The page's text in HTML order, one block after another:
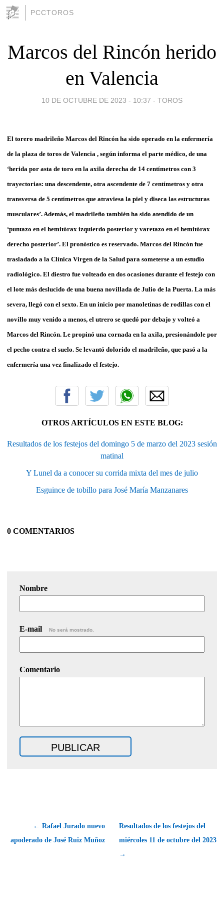
PCCTOROS
Marcos del Rincón herido
en Valencia
10 DE OCTUBRE DE 2023 - 10:37 - TOROS
El torero madrileño Marcos del Rincón ha sido operado en la enfermería
de la plaza de toros de Valencia , según informa el parte médico, de una
‘herida por asta de toro en la axila derecha de 14 centímetros con 3
trayectorias: una descendente, otra ascendente de 7 centímetros y otra
transversa de 5 centímetros que atraviesa la piel y diseca las estructuras
musculares’. Además, el madrileño también ha sido atendido de un
‘puntazo en el hemitórax izquierdo posterior y varetazo en el hemitórax
derecho posterior’. El pronóstico es reservado. Marcos del Rincón fue
trasladado a la Clínica Virgen de la Salud para someterse a un estudio
radiológico. El diestro fue volteado en dos ocasiones durante el festejo con
el lote más deslucido de una buena novillada de Julio de la Puerta. La más
severa, llegó con el sexto. En un inicio por manoletinas de rodillas con el
novillo muy venido a menos, el utrero se quedó por debajo y volteó a
Marcos del Rincón. Le propinó una cornada en la axila, presionándole por
el pecho contra el suelo. Se levantó dolorido el madrileño, que pasó a la
enfermería una vez finalizado el festejo.
OTROS ARTÍCULOS EN ESTE BLOG:
Resultados de los festejos del domingo 5 de marzo del 2023 sesión
matinal
Y Lunel da a conocer su corrida mixta del mes de julio
Esguince de tobillo para José María Manzanares
0 COMENTARIOS
Nombre
E-mail No será mostrado.
Comentario
← Rafael Jurado nuevo
apoderado de José Ruiz Muñoz
Resultados de los festejos del
miércoles 11 de octubre del 2023
→